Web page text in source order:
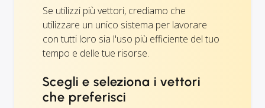
Se utilizzi più vettori, crediamo che
utilizzare un unico sistema per lavorare
con tutti loro sia l'uso più efficiente del tuo
tempo e delle tue risorse.
Scegli e seleziona i vettori
che preferisci